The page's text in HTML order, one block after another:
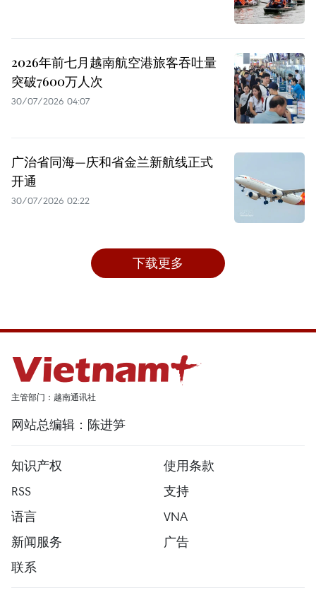
2026年前七月越南航空港旅客吞吐量
突破7600万人次
30/07/2026 04:07
广治省同海—庆和省金兰新航线正式
开通
30/07/2026 02:22
下载更多
主管部门：越南通讯社
网站总编辑：陈进笋
知识产权
使用条款
RSS
支持
语言
VNA
新闻服务
广告
联系